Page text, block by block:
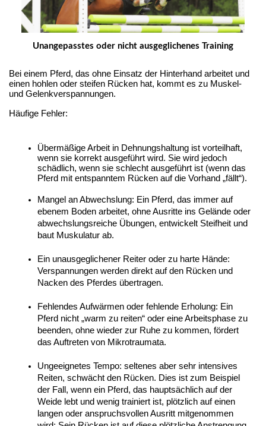
Unangepasstes oder nicht ausgeglichenes Training
Bei einem Pferd, das ohne Einsatz der Hinterhand arbeitet und
einen hohlen oder steifen Rücken hat, kommt es zu Muskel-
und Gelenkverspannungen.
Häufige Fehler:
Übermäßige Arbeit in Dehnungshaltung ist vorteilhaft,
wenn sie korrekt ausgeführt wird. Sie wird jedoch
schädlich, wenn sie schlecht ausgeführt ist (wenn das
Pferd mit entspanntem Rücken auf die Vorhand „fällt“).
Mangel an Abwechslung: Ein Pferd, das immer auf
ebenem Boden arbeitet, ohne Ausritte ins Gelände oder
abwechslungsreiche Übungen, entwickelt Steifheit und
baut Muskulatur ab.
Ein unausgeglichener Reiter oder zu harte Hände:
Verspannungen werden direkt auf den Rücken und
Nacken des Pferdes übertragen.
Fehlendes Aufwärmen oder fehlende Erholung: Ein
Pferd nicht „warm zu reiten“ oder eine Arbeitsphase zu
beenden, ohne wieder zur Ruhe zu kommen, fördert
das Auftreten von Mikrotraumata.
Ungeeignetes Tempo: seltenes aber sehr intensives
Reiten, schwächt den Rücken. Dies ist zum Beispiel
der Fall, wenn ein Pferd, das hauptsächlich auf der
Weide lebt und wenig trainiert ist, plötzlich auf einen
langen oder anspruchsvollen Ausritt mitgenommen